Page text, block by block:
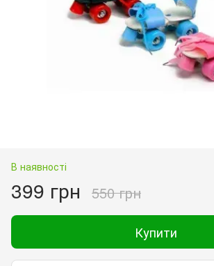
В наявності
399 грн 550 грн
Купити